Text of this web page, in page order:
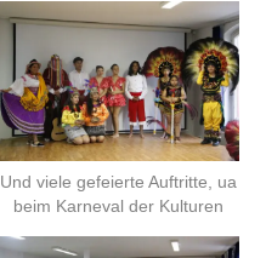
Und viele gefeierte Auftritte, ua
beim Karneval der Kulturen